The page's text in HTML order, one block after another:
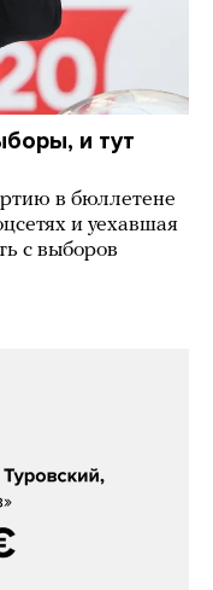
и тут
в бюллетене
и уехавшая
с выборов